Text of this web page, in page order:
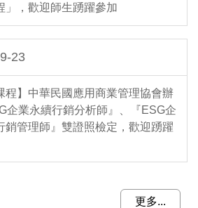
」，歡迎師生踴躍參加
23
程】中華民國應用商業管理協會辦
企業永續行銷分析師』、『ESG企
銷管理師』雙證照檢定，歡迎踴躍
更多...